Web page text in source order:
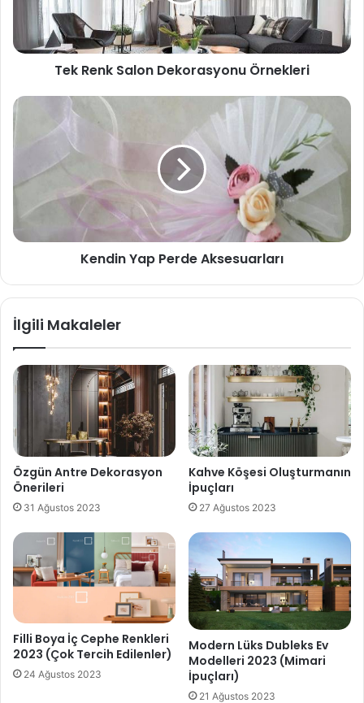
Tek Renk Salon Dekorasyonu Örnekleri
Kendin Yap Perde Aksesuarları
İlgili Makaleler
Özgün Antre Dekorasyon
Önerileri
31 Ağustos 2023
Kahve Köşesi Oluşturmanın
İpuçları
27 Ağustos 2023
Filli Boya İç Cephe Renkleri
2023 (Çok Tercih Edilenler)
24 Ağustos 2023
Modern Lüks Dubleks Ev
Modelleri 2023 (Mimari
İpuçları)
21 Ağustos 2023